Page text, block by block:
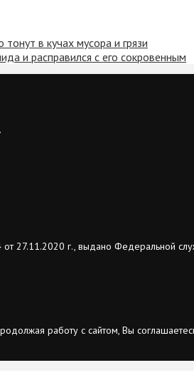
в кучах мусора и грязи
и расправился с его сокровенным
27.11.2020 г., выдано Федеральной
работу с сайтом, Вы